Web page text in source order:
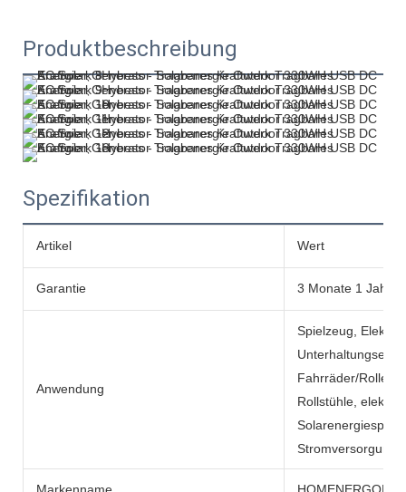
Produktbeschreibung
Spezifikation
Artikel Wert
Garantie 3 Monate 1 Jahr
Anwendung
Spielzeug,
Fahrräder/Roller,
Rollstühle,